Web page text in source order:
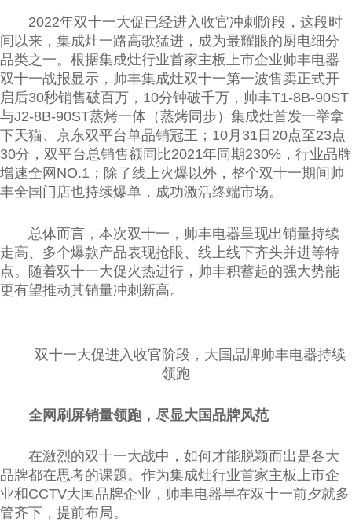
2022年双十一大促已经进入收官冲刺阶段，这段时
间以来，集成灶一路高歌猛进，成为最耀眼的厨电细分
品类之一。根据集成灶行业首家主板上市企业帅丰电器
双十一战报显示，帅丰集成灶双十一第一波售卖正式开
启后30秒销售破百万，10分钟破千万，帅丰T1-8B-90ST
与J2-8B-90ST蒸烤一体（蒸烤同步）集成灶首发一举拿
下天猫、京东双平台单品销冠王；10月31日20点至23点
30分，双平台总销售额同比2021年同期230%，行业品牌
增速全网NO.1；除了线上火爆以外，整个双十一期间帅
丰全国门店也持续爆单，成功激活终端市场。
总体而言，本次双十一，帅丰电器呈现出销量持续
走高、多个爆款产品表现抢眼、线上线下齐头并进等特
点。随着双十一大促火热进行，帅丰积蓄起的强大势能
更有望推动其销量冲刺新高。
双十一大促进入收官阶段，大国品牌帅丰电器持续
领跑
全网刷屏销量领跑，尽显大国品牌风范
在激烈的双十一大战中，如何才能脱颖而出是各大
品牌都在思考的课题。作为集成灶行业首家主板上市企
业和CCTV大国品牌企业，帅丰电器早在双十一前夕就多
管齐下，提前布局。